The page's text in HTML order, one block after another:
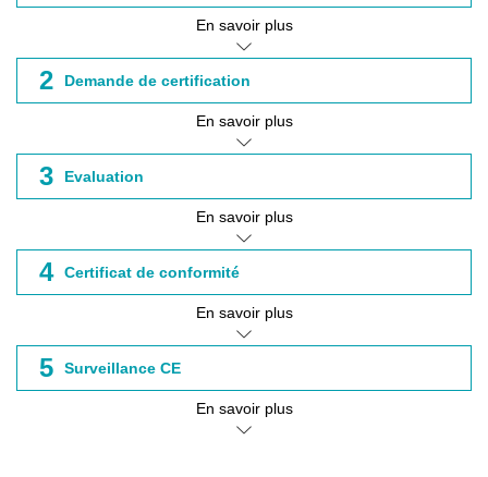
En savoir plus
2 Demande de certification
En savoir plus
3 Evaluation
En savoir plus
4 Certificat de conformité
En savoir plus
5 Surveillance CE
En savoir plus